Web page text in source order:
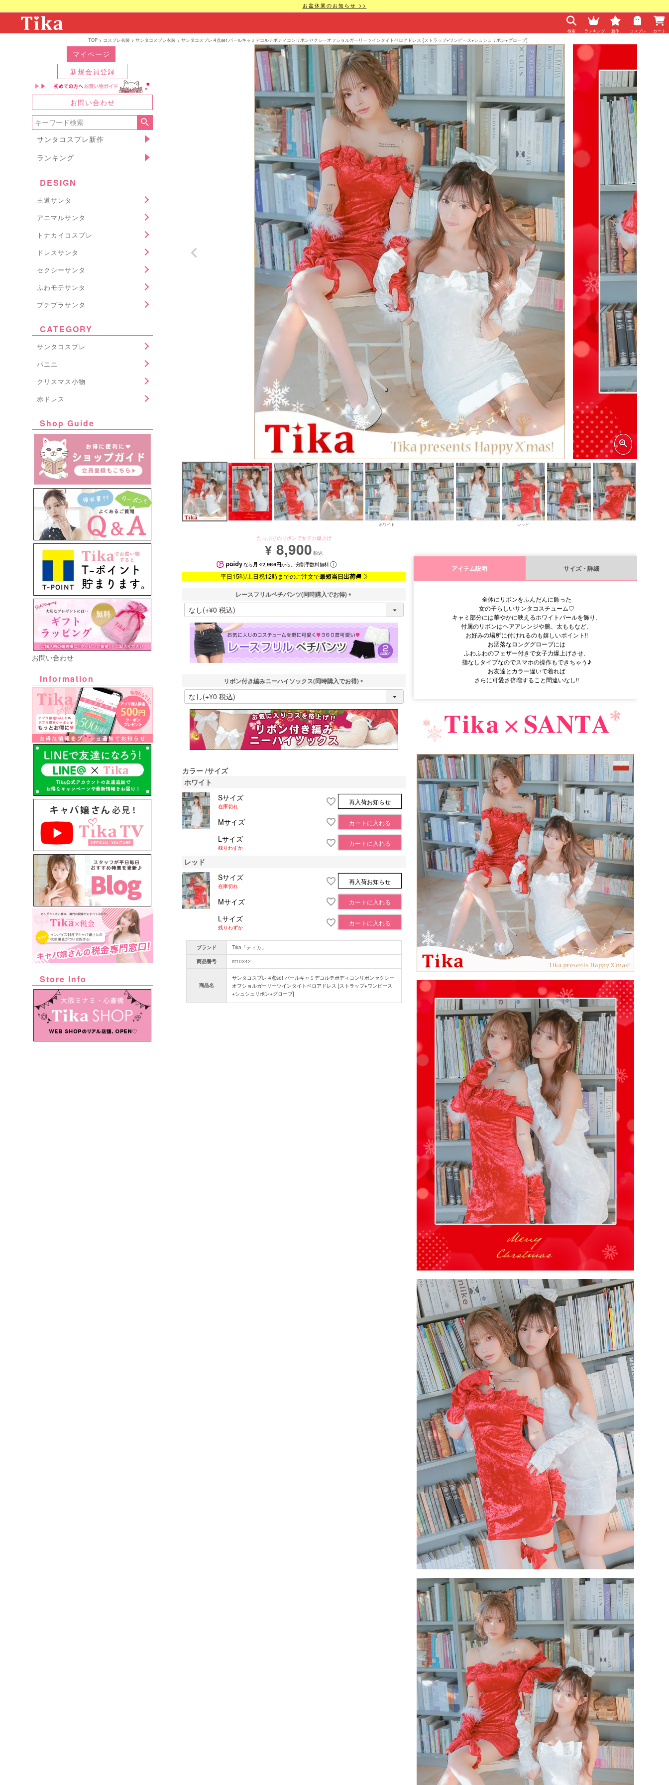
お盆休業のお知らせ >>
検索 ランキング 新作 コスプレ カート
TOP コスプレ衣装 サンタコスプレ衣装 サンタコスプレ 4点set パールキャミデコルテボディコンリボンセクシーオフショルガーリーツインタイトベロアドレス [ストラップ+ワンピース+シュシュリボン+グローブ]
マイページ
新規会員登録
お問い合わせ
サンタコスプレ新作
ランキング
DESIGN
王道サンタ
アニマルサンタ
トナカイコスプレ
ドレスサンタ
セクシーサンタ
ふわモテサンタ
プチプラサンタ
CATEGORY
サンタコスプレ
パニエ
クリスマス小物
赤ドレス
Shop Guide
お問い合わせ
Information
Store Info
ホワイト レッド
たっぷりのリボンで女子力爆上げ
¥ 8,900 税込
なら 月々2,966円から。分割手数料無料
平日15時/土日祝12時までのご注文で最短当日出荷🚚💨
レースフリルペチパンツ(同時購入でお得)
(
必
須
)
リボン付き編みニーハイソックス(同時購入でお得)
(
必
須
)
カラー サイズ
ホワイト
Sサイズ
在庫切れ
再入荷お知らせ
Mサイズ カートに入れる
Lサイズ
残りわずか
カートに入れる
レッド
Sサイズ
在庫切れ
再入荷お知らせ
Mサイズ カートに入れる
Lサイズ
残りわずか
カートに入れる
ブランド
Tika「ティカ」
商品番号
st10342
商品名
サンタコスプレ 4点set パールキャミデコルテボディコンリボンセクシー
オフショルガーリーツインタイトベロアドレス [ストラップ+ワンピース
+シュシュリボン+グローブ]
アイテム説明 サイズ・詳細
全体にリボンをふんだんに飾った
女の子らしいサンタコスチューム♡
キャミ部分には華やかに映えるホワイトパールを飾り、
付属のリボンはヘアアレンジや腕、太ももなど、
お好みの場所に付けれるのも嬉しいポイント!!
お洒落なロンググローブには
ふわふわのフェザー付きで女子力爆上げさせ、
指なしタイプなのでスマホの操作もできちゃう♪
お友達とカラー違いで着れば
さらに可愛さ倍増すること間違いなし!!